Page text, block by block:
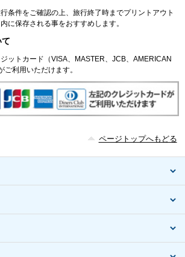
条件をご確認の上、旅行終了時までプリントアウト
に保存される事をおすすめします。
ットカード（VISA、MASTER、JCB、AMERICAN
利用いただけます。
ページトップへもどる